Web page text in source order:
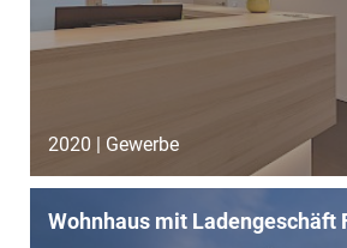
2020 | Gewerbe
Wohnhaus mit Ladengeschäft